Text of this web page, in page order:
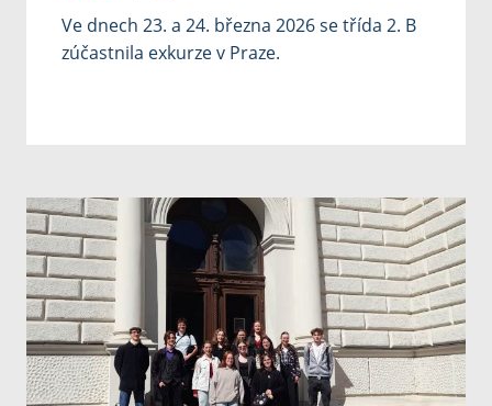
Ve dnech 23. a 24. března 2026 se třída 2. B
zúčastnila exkurze v Praze.